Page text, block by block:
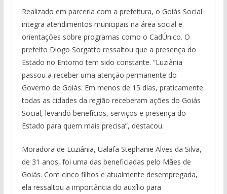
Realizado em parceria com a prefeitura, o Goiás Social
integra atendimentos municipais na área social e
orientações sobre programas como o CadÚnico. O
prefeito Diogo Sorgatto ressaltou que a presença do
Estado no Entorno tem sido constante. “Luziânia
passou a receber uma atenção permanente do
Governo de Goiás. Em menos de 15 dias, praticamente
todas as cidades da região receberam ações do Goiás
Social, levando benefícios, serviços e presença do
Estado para quem mais precisa”, destacou.
Moradora de Luziânia, Ualafa Stephanie Alves da Silva,
de 31 anos, foi uma das beneficiadas pelo Mães de
Goiás. Com cinco filhos e atualmente desempregada,
ela ressaltou a importância do auxílio para